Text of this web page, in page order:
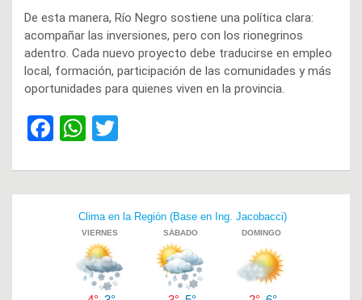
De esta manera, Río Negro sostiene una política clara:
acompañar las inversiones, pero con los rionegrinos
adentro. Cada nuevo proyecto debe traducirse en empleo
local, formación, participación de las comunidades y más
oportunidades para quienes viven en la provincia.
F
ce
W
at
s
A
p
p
tt
er
Navegación
entradas